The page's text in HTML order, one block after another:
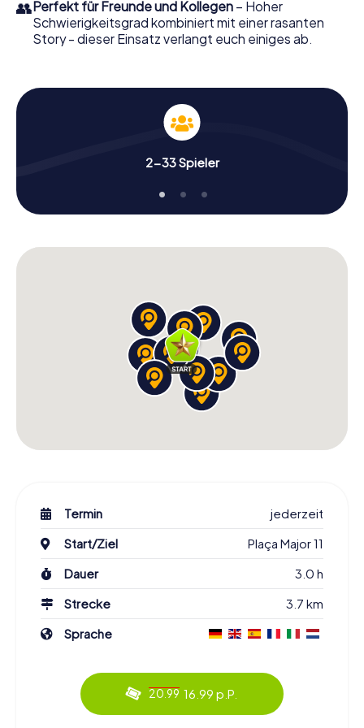
👥Perfekt für Freunde und Kollegen – Hoher
Schwierigkeitsgrad kombiniert mit einer rasanten
Story - dieser Einsatz verlangt euch einiges ab.
2-33 Spieler
Termin
jederzeit
Start/Ziel
Plaça Major 11
Dauer
3.0 h
Strecke
3.7 km
Sprache
20.99 16.99 p.P.